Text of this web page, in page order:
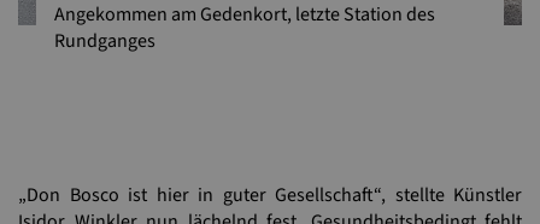
Angekommen am Gedenkort, letzte Station des
Rundganges
„Don Bosco ist hier in guter Gesellschaft“, stellte Künstler